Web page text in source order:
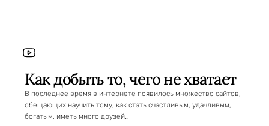
Как добыть то, чего не хватает
В последнее время в интернете появилось множество сайтов,
обещающих научить тому, как стать счастливым, удачливым,
богатым, иметь много друзей…